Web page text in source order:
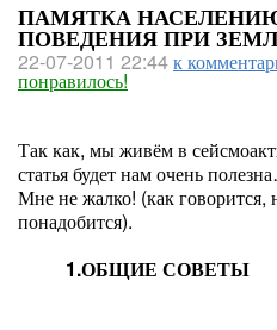
ПАМЯТКА
ПОВЕДЕНИЯ ПРИ
22-07-2011 22:44к
понравилось!
Так как, мы живём в
статья будет нам очень
Мне не жалко! (как говорится,
понадобится).
1.ОБЩИЕ СОВЕТЫ